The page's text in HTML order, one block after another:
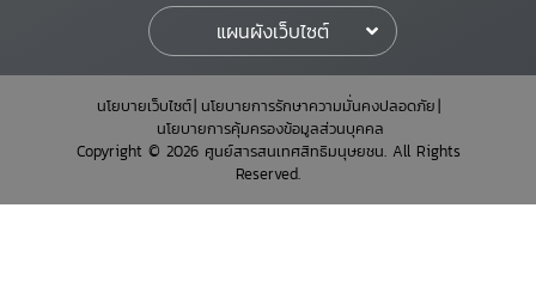
แผนผังเว็บไซต์
นโยบายเว็บไซต์ นโยบายการรักษาความมั่นคงปลอดภัย
นโยบายการคุ้มครองข้อมูลส่วนบุคคล
Copyright © 2026 ศูนย์สารสนเทศสิทธิมนุษยชน. All Rights
Reserved.